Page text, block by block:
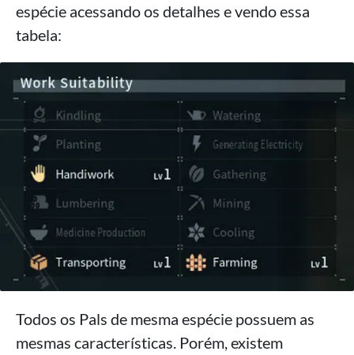
espécie acessando os detalhes e vendo essa
tabela:
Todos os Pals de mesma espécie possuem as
mesmas características. Porém, existem